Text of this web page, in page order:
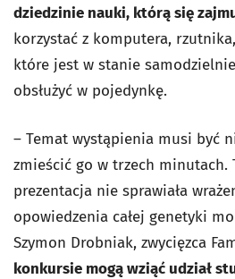
dziedzinie nauki, którą się
korzystać z komputera,
które jest w stanie
obsłużyć w pojedynkę.
– Temat wystąpienia musi być
zmieścić go w trzech minutach.
prezentacja nie sprawiała
opowiedzenia całej genetyki
Szymon Drobniak, zwycięzca
konkursie mogą wziąć udział